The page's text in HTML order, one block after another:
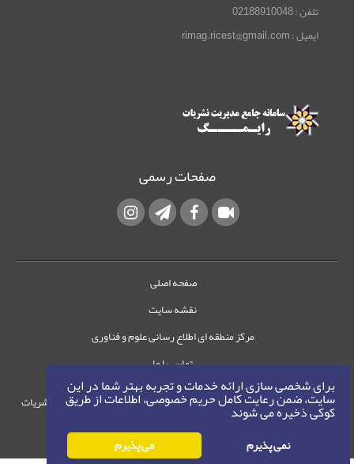
برای شخصی سازی ارائه خدمات و تجربه بهتر شما در این
سایت، ضمن رعایت کامل حریم خصوصی، اطلاعات از طریق
کوکی ذخیره می شوند
نمی پذیرم می پذیرم
تلفن : 02188910048
ایمیل : rimag.ricest@gmail.com
صفحات رسمی
صفحه اصلی
نقشه سایت
مرکز منطقه ای اطلاع رسانی علوم و فناوری
تماس با ما
حقوق این وب‌سایت متعلق به سامانه مدیریت نشریات
حق نشر 1405-1396